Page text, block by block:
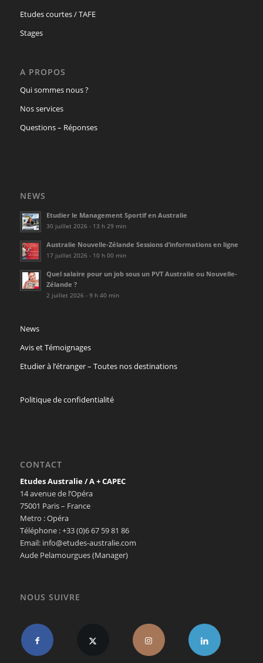
Etudes courtes / TAFE
Stages
A PROPOS
Qui sommes nous ?
Nos services
Questions – Réponses
NEWS
Etudier le Management Sportif en Australie
30 juillet 2026 - 13 h 29 min
Australie Nouvelle-Zélande Sessions d’informations en ligne
17 juillet 2026 - 10 h 00 min
Quel salaire pour un job sous un PVT Australie ou Nouvelle-
Zélande ?
2 juillet 2026 - 9 h 40 min
News
Avis et Témoignages
Etudier à l’étranger – Toutes nos destinations
Politique de confidentialité
CONTACT
Etudes Australie / A + CAPEC
14 avenue de l’Opéra
75001 Paris – France
Metro : Opéra
Téléphone : +33 (0)6 67 59 81 86
Email: info@etudes-australie.com
Aude Pelamourgues (Manager)
NOUS SUIVRE